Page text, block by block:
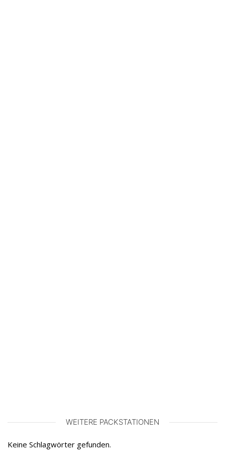
WEITERE PACKSTATIONEN
Keine Schlagwörter gefunden.